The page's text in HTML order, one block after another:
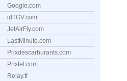
Google.com
idTGV.com
JetAirFly.com
LastMinute.com
Prixdescarburants.com
Prixtel.com
Relay.fr